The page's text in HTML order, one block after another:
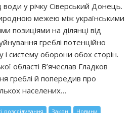
у річку Сіверський Донець.
межею між українськими
позиціями на ділянці від
греблі потенційно
і систему оборони обох сторін.
області В’ячеслав Гладков
греблі й попередив про
населених…
розслідування Закон
Новини